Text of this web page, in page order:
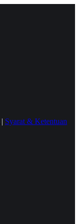
| Syarat & Ketentuan